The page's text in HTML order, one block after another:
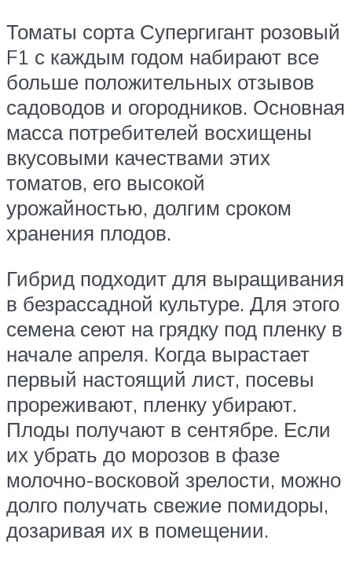
Томаты сорта Супергигант розовый
F1 с каждым годом набирают все
больше положительных отзывов
садоводов и огородников. Основная
масса потребителей восхищены
вкусовыми качествами этих
томатов, его высокой
урожайностью, долгим сроком
хранения плодов.
Гибрид подходит для выращивания
в безрассадной культуре. Для этого
семена сеют на грядку под пленку в
начале апреля. Когда вырастает
первый настоящий лист, посевы
прореживают, пленку убирают.
Плоды получают в сентябре. Если
их убрать до морозов в фазе
молочно-восковой зрелости, можно
долго получать свежие помидоры,
дозаривая их в помещении.